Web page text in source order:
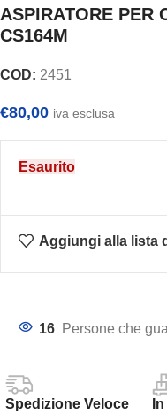
ASPIRATORE PER
CS164M
COD: 2451
€80,00 iva esclusa
Esaurito
Aggiungi alla lista
16 Persone che
Spedizione Veloce